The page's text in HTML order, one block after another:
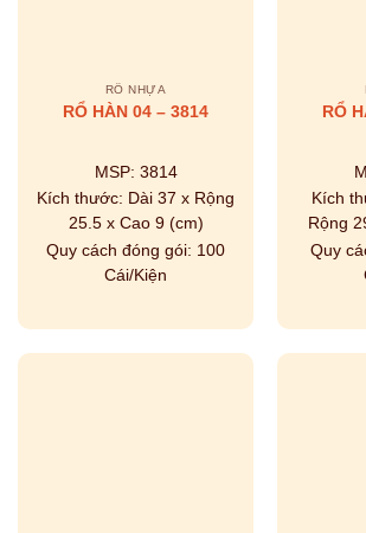
RỔ NHỰA
RỔ HÀN 04 – 3814
MSP: 3814
Kích thước: Dài 37 x Rộng
25.5 x Cao 9 (cm)
Quy cách đóng gói: 100
Cái/Kiện
RỔ
Kích
Rộng
Quy